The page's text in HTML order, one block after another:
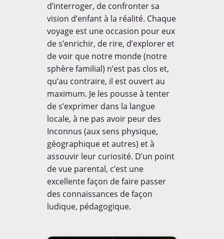
d’interroger, de confronter sa
vision d’enfant à la réalité. Chaque
voyage est une occasion pour eux
de s’enrichir, de rire, d’explorer et
de voir que notre monde (notre
sphère familial) n’est pas clos et,
qu’au contraire, il est ouvert au
maximum. Je les pousse à tenter
de s’exprimer dans la langue
locale, à ne pas avoir peur des
Inconnus (aux sens physique,
géographique et autres) et à
assouvir leur curiosité. D’un point
de vue parental, c’est une
excellente façon de faire passer
des connaissances de façon
ludique, pédagogique.